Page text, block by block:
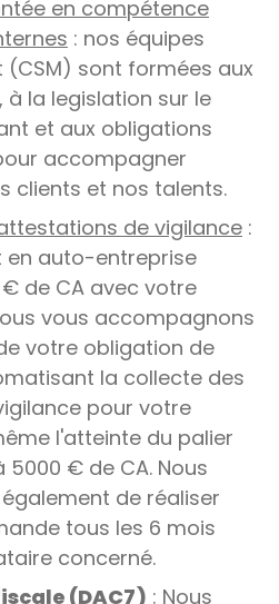
en compétence
: nos équipes
(CSM) sont formées aux
à la legislation sur le
et aux obligations
accompagner
clients et nos talents.
de vigilance :
auto-entreprise
de CA avec votre
vous accompagnons
votre obligation de
la collecte des
pour votre
l'atteinte du palier
€ de CA. Nous
de réaliser
tous les 6 mois
concerné.
(DAC7) : Nous